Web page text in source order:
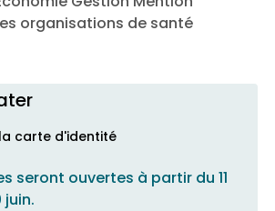
carte d'identité
seront ouvertes à partir du 11
juin.
organisations de santé